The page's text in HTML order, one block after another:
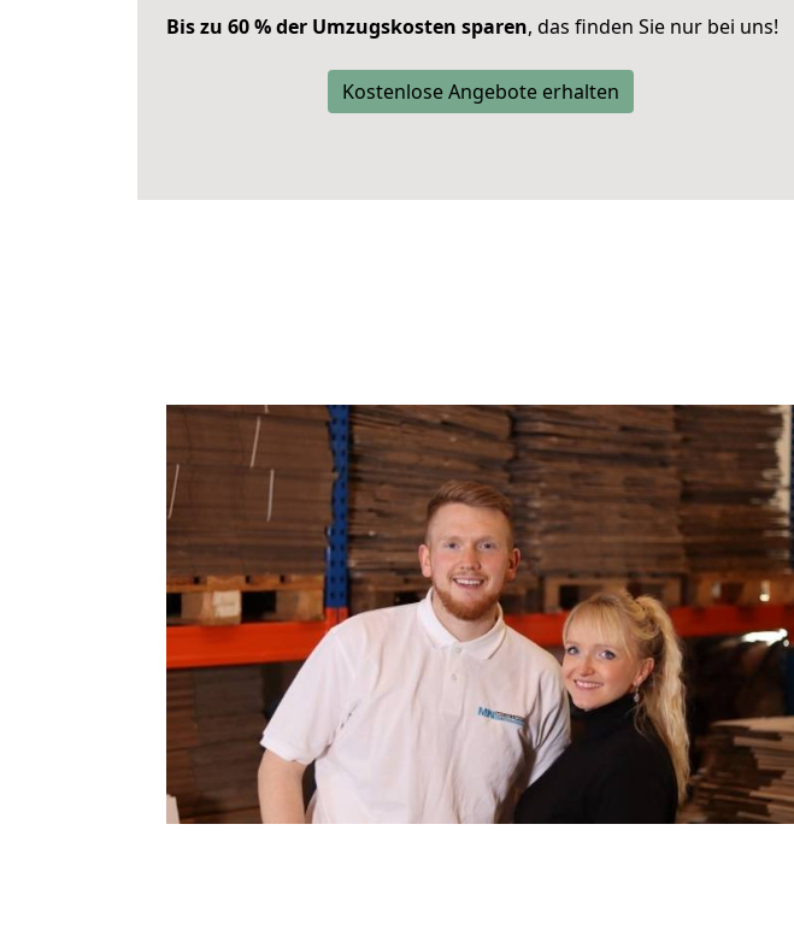
Bis zu 60 % der Umzugskosten sparen, das finden Sie nur bei uns!
Kostenlose Angebote erhalten